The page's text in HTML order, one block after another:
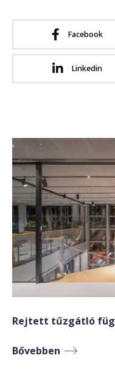
Facebook
Linkedin
Rejtett tűzgátló
Bővebben